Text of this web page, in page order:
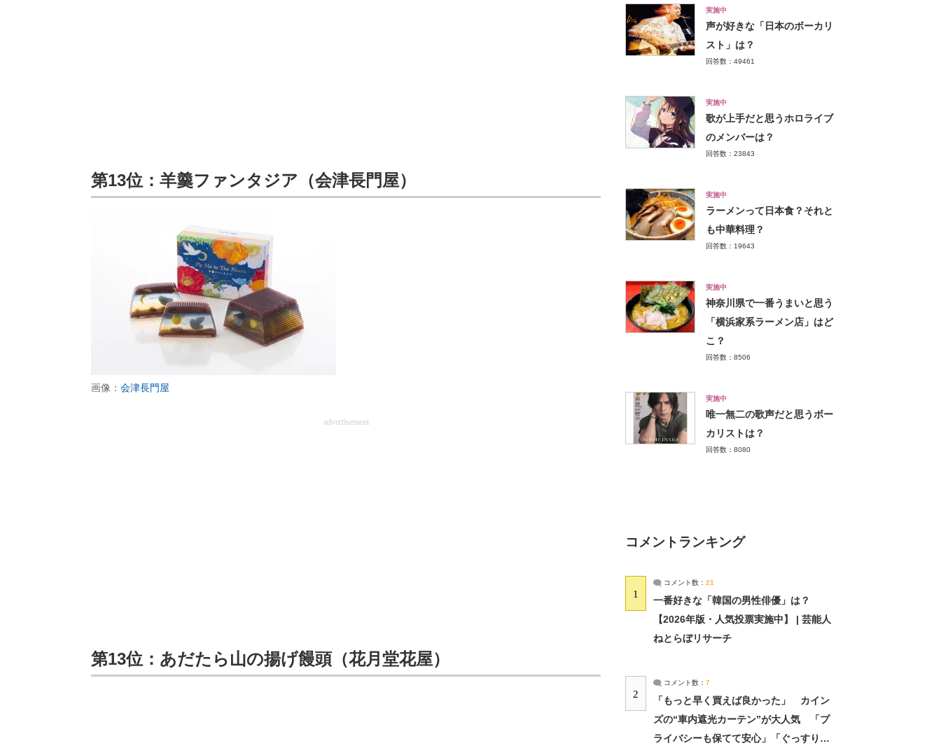
第13位：羊羹ファンタジア（会津長門屋）
画像： 会津長門屋
advertisement
第13位：あだたら山の揚げ饅頭（花月堂花屋）
実施中
声が好きな「日本のボーカリ
スト」は？
回答数：49461
実施中
歌が上手だと思うホロライブ
のメンバーは？
回答数：23843
実施中
ラーメンって日本食？それと
も中華料理？
回答数：19643
実施中
神奈川県で一番うまいと思う
「横浜家系ラーメン店」はど
こ？
回答数：8506
実施中
唯一無二の歌声だと思うボー
カリストは？
回答数：8080
コメントランキング
1
コメント数： 21
一番好きな「韓国の男性俳優」は？
【2026年版・人気投票実施中】 | 芸能人
ねとらぼリサーチ
2
コメント数： 7
「もっと早く買えば良かった」 カイン
ズの“車内遮光カーテン”が大人気 「プ
ライバシーも保てて安心」「ぐっすり眠